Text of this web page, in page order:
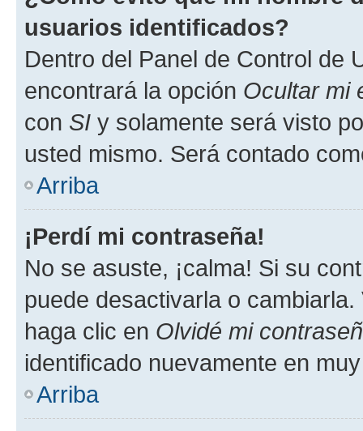
usuarios identificados?
Dentro del Panel de Control de
encontrará la opción Ocultar mi
con SI y solamente será visto
usted mismo. Será contado
Arriba
¡Perdí mi contraseña!
No se asuste, ¡calma! Si su
puede desactivarla o
haga clic en Olvidé mi
identificado nuevamente en
Arriba